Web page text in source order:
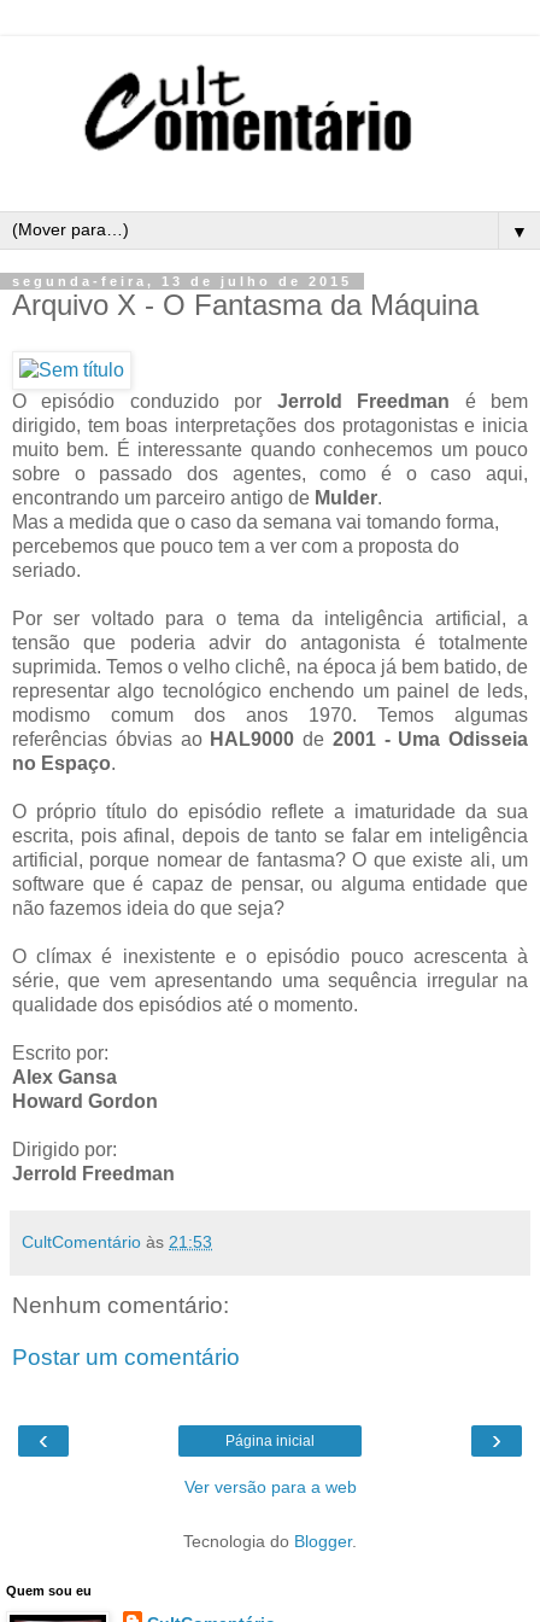
▼
segunda-feira, 13 de julho de 2015
Arquivo X - O Fantasma da Máquina
O episódio conduzido por Jerrold Freedman é bem
dirigido, tem boas interpretações dos protagonistas e inicia
muito bem. É interessante quando conhecemos um pouco
sobre o passado dos agentes, como é o caso aqui,
encontrando um parceiro antigo de Mulder.
Mas a medida que o caso da semana vai tomando forma,
percebemos que pouco tem a ver com a proposta do
seriado.
Por ser voltado para o tema da inteligência artificial, a
tensão que poderia advir do antagonista é totalmente
suprimida. Temos o velho clichê, na época já bem batido, de
representar algo tecnológico enchendo um painel de leds,
modismo comum dos anos 1970. Temos algumas
referências óbvias ao HAL9000 de 2001 - Uma Odisseia
no Espaço.
O próprio título do episódio reflete a imaturidade da sua
escrita, pois afinal, depois de tanto se falar em inteligência
artificial, porque nomear de fantasma? O que existe ali, um
software que é capaz de pensar, ou alguma entidade que
não fazemos ideia do que seja?
O clímax é inexistente e o episódio pouco acrescenta à
série, que vem apresentando uma sequência irregular na
qualidade dos episódios até o momento.
Escrito por:
Alex Gansa
Howard Gordon
Dirigido por:
Jerrold Freedman
CultComentário às 21:53
Nenhum comentário:
Postar um comentário
‹ ›
Página inicial
Ver versão para a web
Tecnologia do Blogger.
Quem sou eu